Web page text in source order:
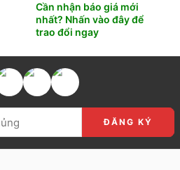
Cần nhận báo giá mới
nhất? Nhấn vào đây để
trao đổi ngay